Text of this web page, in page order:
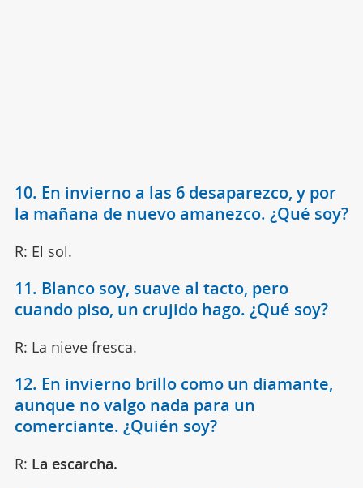
10. En invierno a las 6 desaparezco, y por
la mañana de nuevo amanezco. ¿Qué soy?
R: El sol.
11. Blanco soy, suave al tacto, pero
cuando piso, un crujido hago. ¿Qué soy?
R: La nieve fresca.
12. En invierno brillo como un diamante,
aunque no valgo nada para un
comerciante. ¿Quién soy?
R: La escarcha.